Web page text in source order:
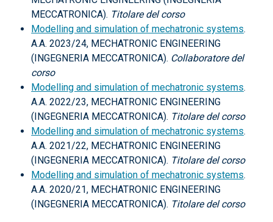
MECCATRONICA). Titolare del corso
Modelling and simulation of mechatronic systems.
A.A. 2023/24, MECHATRONIC ENGINEERING
(INGEGNERIA MECCATRONICA). Collaboratore del
corso
Modelling and simulation of mechatronic systems.
A.A. 2022/23, MECHATRONIC ENGINEERING
(INGEGNERIA MECCATRONICA). Titolare del corso
Modelling and simulation of mechatronic systems.
A.A. 2021/22, MECHATRONIC ENGINEERING
(INGEGNERIA MECCATRONICA). Titolare del corso
Modelling and simulation of mechatronic systems.
A.A. 2020/21, MECHATRONIC ENGINEERING
(INGEGNERIA MECCATRONICA). Titolare del corso